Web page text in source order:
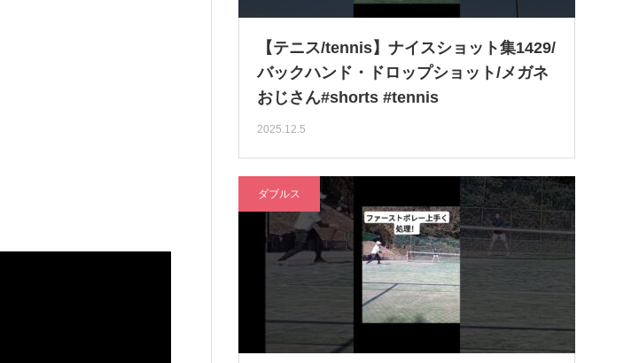
【テニス/tennis】ナイスショット集1429/
バックハンド・ドロップショット/メガネ
おじさん#shorts #tennis
2025.12.5
ダブルス